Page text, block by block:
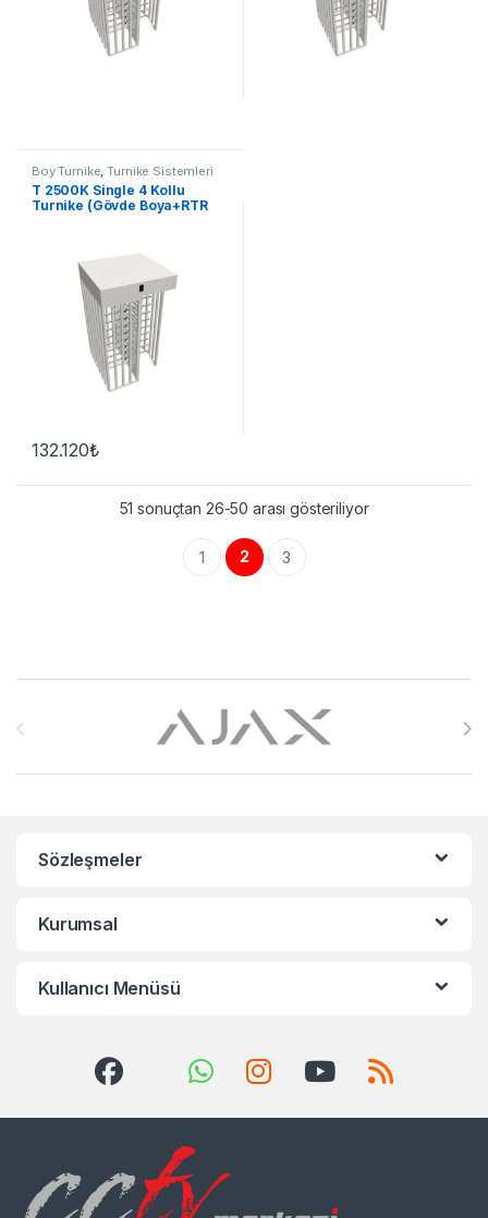
Boy Turnike ,Turnike Sistemleri
T 2500K Single 4 Kollu
Turnike (Gövde Boya+RTR
132.120₺
51 sonuçtan 26-50 arası gösteriliyor
1 2 3
Sözleşmeler
Kurumsal
Kullanıcı Menüsü